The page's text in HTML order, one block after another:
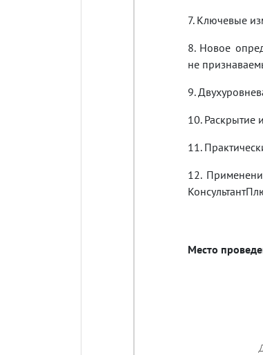
7. Ключевые
8. Новое
не
9.
10. Раскрытие
11.
12.
Место